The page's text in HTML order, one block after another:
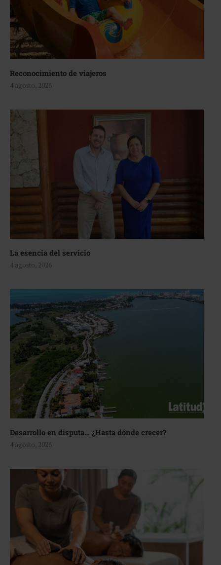
Reconocimiento de viajeros
4 agosto, 2026
La esencia del servicio
4 agosto, 2026
Desarrollo en disputa… ¿Hasta dónde crecer?
4 agosto, 2026